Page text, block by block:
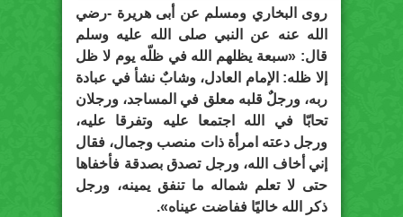
روى البخاري ومسلم عن أبى هريرة -رضي
الله عنه عن النبي صلى الله عليه وسلم
قال: «سبعة يظلهم الله في ظلّه يوم لا ظل
إلا ظله: الإمام العادل، وشابٌ نشأ في عبادة
ربه، ورجلٌ قلبه معلق في المساجد، ورجلان
تحابّا في الله اجتمعا عليه وتفرقا عليه،
ورجل دعته امرأة ذات منصب وجمال، فقال
إني أخاف الله، ورجل تصدق بصدقة فأخفاها
حتى لا تعلم شماله ما تنفق يمينه، ورجل
ذكر الله خاليًا ففاضت عيناه».